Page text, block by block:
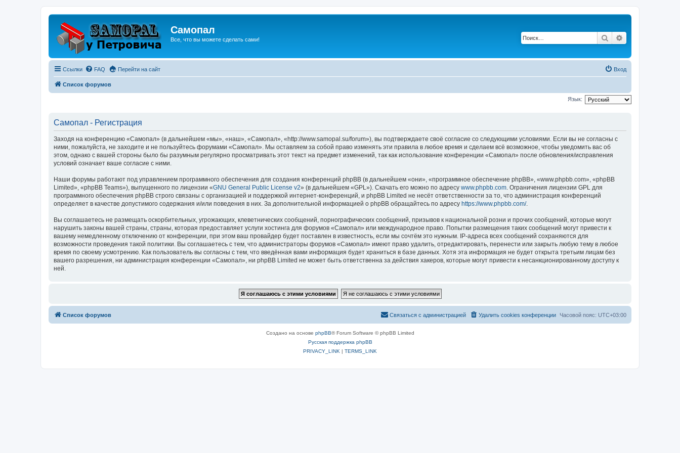
Самопал
Все, что вы можете сделать сами! Поиск
Ссылки FAQ Перейти на сайт Вход
Список форумов
Язык:
Самопал - Регистрация
Заходя на конференцию «Самопал» (в дальнейшем «мы», «наш», «Самопал», «http://www.samopal.su/forum»), вы подтверждаете своё согласие со следующими условиями. Если вы не согласны с
ними, пожалуйста, не заходите и не пользуйтесь форумами «Самопал». Мы оставляем за собой право изменять эти правила в любое время и сделаем всё возможное, чтобы уведомить вас об
этом, однако с вашей стороны было бы разумным регулярно просматривать этот текст на предмет изменений, так как использование конференции «Самопал» после обновления/исправления
условий означает ваше согласие с ними.
Наши форумы работают под управлением программного обеспечения для создания конференций phpBB (в дальнейшем «они», «программное обеспечение phpBB», «www.phpbb.com», «phpBB
Limited», «phpBB Teams»), выпущенного по лицензии «GNU General Public License v2» (в дальнейшем «GPL»). Скачать его можно по адресу www.phpbb.com . Ограничения лицензии GPL для
программного обеспечения phpBB строго связаны с организацией и поддержкой интернет-конференций, и phpBB Limited не несёт ответственности за то, что администрация конференций
определяет в качестве допустимого содержания и/или поведения в них. За дополнительной информацией о phpBB обращайтесь по адресу https://www.phpbb.com/.
Вы соглашаетесь не размещать оскорбительных, угрожающих, клеветнических сообщений, порнографических сообщений, призывов к национальной розни и прочих сообщений, которые могут
нарушить законы вашей страны, страны, которая предоставляет услуги хостинга для форумов «Самопал» или международное право. Попытки размещения таких сообщений могут привести к
вашему немедленному отключению от конференции, при этом ваш провайдер будет поставлен в известность, если мы сочтём это нужным. IP-адреса всех сообщений сохраняются для
возможности проведения такой политики. Вы соглашаетесь с тем, что администраторы форумов «Самопал» имеют право удалить, отредактировать, перенести или закрыть любую тему в любое
время по своему усмотрению. Как пользователь вы согласны с тем, что введённая вами информация будет храниться в базе данных. Хотя эта информация не будет открыта третьим лицам без
вашего разрешения, ни администрация конференции «Самопал», ни phpBB Limited не может быть ответственна за действия хакеров, которые могут привести к несанкционированному доступу к
ней.
Список форумов Часовой пояс: UTC+03:00
Удалить cookies конференции
Связаться с администрацией
Создано на основе phpBB® Forum Software © phpBB Limited
Русская поддержка phpBB
PRIVACY_LINK | TERMS_LINK